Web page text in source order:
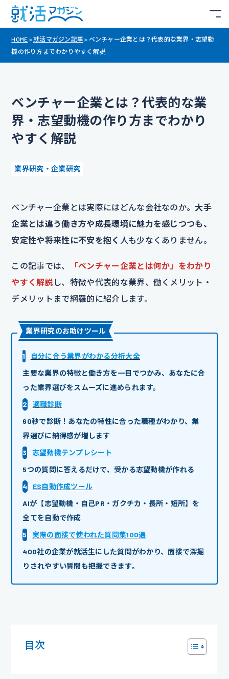
HOME >就活マガジン記事 > ベンチャー企業とは？代表的な業界・志望動
機の作り方までわかりやすく解説
ベンチャー企業とは？代表的な業
界・志望動機の作り方までわかり
やすく解説
業界研究・企業研究
ベンチャー企業とは実際にはどんな会社なのか。大手
企業とは違う働き方や成長環境に魅力を感じつつも、
安定性や将来性に不安を抱く 人も少なくありません。
この記事では、
「ベンチャー企業とは何か」をわかり
やすく解説 し、特徴や代表的な業界、働くメリット・
デメリットまで網羅的に紹介します。
業界研究のお助けツール
1
自分に合う業界がわかる分析大全
主要な業界の特徴と働き方を一目でつかみ、あなたに合
った業界選びをスムーズに進められます。
2
適職診断
60秒で診断！あなたの特性に合った職種がわかり、業
界選びに納得感が増します
3
志望動機テンプレシート
5つの質問に答えるだけで、受かる志望動機が作れる
4
ES自動作成ツール
AIが【志望動機・自己PR・ガクチカ・長所・短所】を
全てを自動で作成
5
実際の面接で使われた質問集100選
400社の企業が就活生にした質問がわかり、面接で深掘
りされやすい質問も把握できます。
目次